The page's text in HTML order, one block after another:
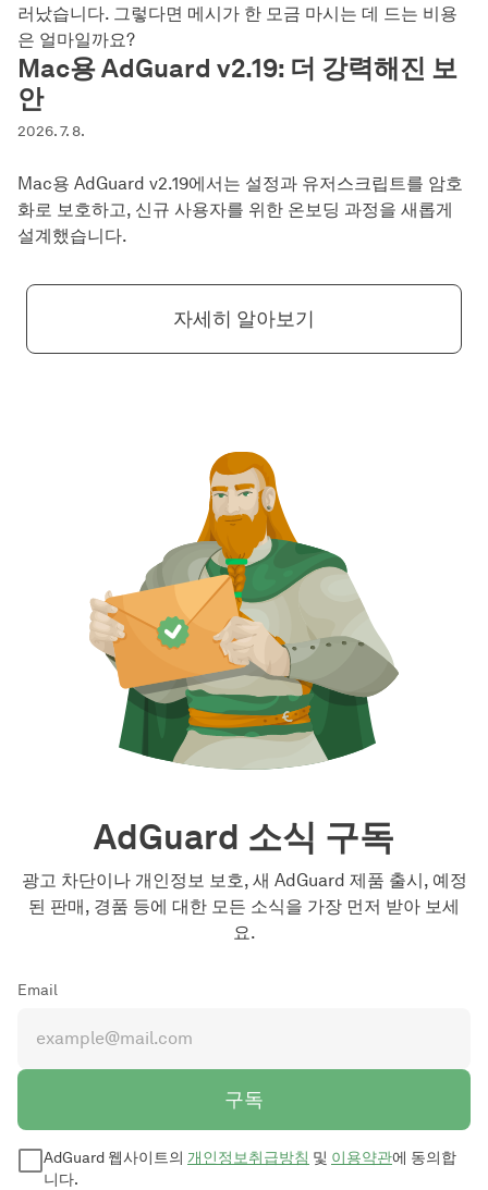
러났습니다. 그렇다면 메시가 한 모금 마시는 데 드는 비용
은 얼마일까요?
Mac용 AdGuard v2.19: 더 강력해진 보
안
2026. 7. 8.
Mac용 AdGuard v2.19에서는 설정과 유저스크립트를 암호
화로 보호하고, 신규 사용자를 위한 온보딩 과정을 새롭게
설계했습니다.
자세히 알아보기
AdGuard 소식 구독
광고 차단이나 개인정보 보호, 새 AdGuard 제품 출시, 예정
된 판매, 경품 등에 대한 모든 소식을 가장 먼저 받아 보세
요.
Email
구독
AdGuard 웹사이트의 개인정보취급방침 및 이용약관에 동의합
니다.